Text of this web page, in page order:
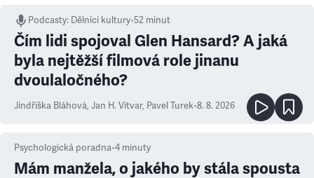
Podcasty: Dělníci kultury•52 minut
Čím lidi spojoval Glen Hansard? A jaká
byla nejtěžší filmová role jinanu
dvoulaločného?
Jindřiška Bláhová, Jan H. Vitvar, Pavel Turek•8. 8. 2026
Psychologická poradna•4 minuty
Mám manžela, o jakého by stála spousta